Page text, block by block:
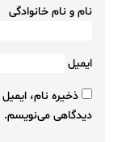
نام و نام خانوادگی
ایمیل
ذخیره نام،
دیدگاهی می‌نویسم.